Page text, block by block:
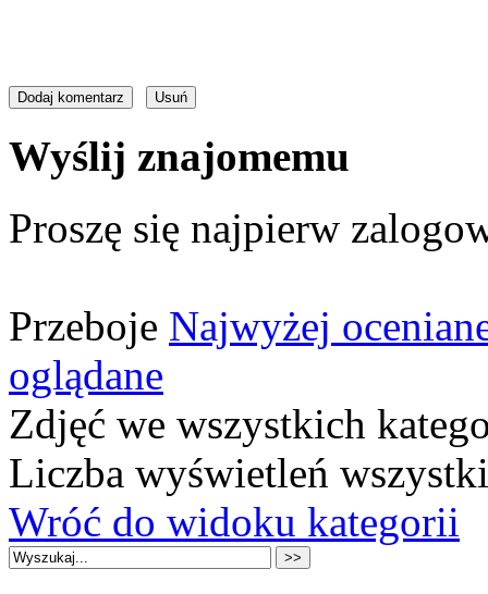
Wyślij znajomemu
Proszę się najpierw
Przeboje Najwyżej
oglądane
Zdjęć we wszystkich
Liczba wyświetleń
Wróć do widoku kategorii